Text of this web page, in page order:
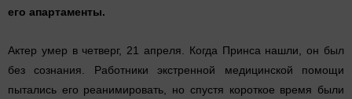
его апартаменты.
Актер умер в четверг, 21 апреля. Когда Принса нашли, он был
без сознания. Работники экстренной медицинской помощи
пытались его реанимировать, но спустя короткое время были